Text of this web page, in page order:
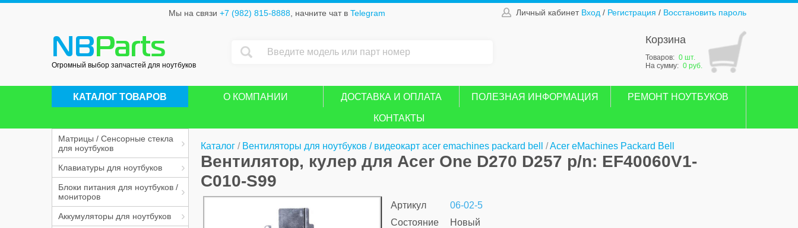
Мы на связи +7 (982) 815-8888, начните чат в Telegram Личный кабинет Вход / Регистрация / Восстановить пароль
NB Parts
Огромный выбор запчастей для ноутбуков
Корзина
Товаров: 0 шт.
На сумму: 0 руб.
КАТАЛОГ ТОВАРОВ О КОМПАНИИ ДОСТАВКА И ОПЛАТА ПОЛЕЗНАЯ ИНФОРМАЦИЯ РЕМОНТ НОУТБУКОВ
КОНТАКТЫ
Матрицы / Сенсорные стекла
для ноутбуков
Клавиатуры для ноутбуков
Блоки питания для ноутбуков /
мониторов
Аккумуляторы для ноутбуков
Каталог / Вентиляторы для ноутбуков / видеокарт acer emachines packard bell /Acer eMachines Packard Bell
Вентилятор, кулер для Acer One D270 D257 p/n: EF40060V1-
C010-S99
Артикул
06-02-5
Состояние
Новый